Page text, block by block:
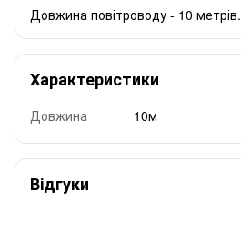
Довжина повітроводу - 10 метрів.
Характеристики
Довжина 10м
Відгуки